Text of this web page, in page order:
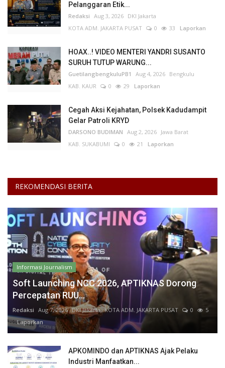
Pelanggaran Etik...
Redaksi Aug 3, 2026 DKI Jakarta
KOTA ADM. JAKARTA PUSAT
0 33 Laporkan
HOAX..! VIDEO MENTERI YANDRI SUSANTO
SURUH TUTUP WARUNG...
GuetilangbengkuluPB1 Aug 4, 2026 Bengkulu
KAB. KAUR
0 29 Laporkan
Cegah Aksi Kejahatan, Polsek Kadudampit
Gelar Patroli KRYD
DARSONO BUDIMAN Aug 2, 2026 Jawa Barat
KAB. SUKABUMI
0 21 Laporkan
REKOMENDASI BERITA
Informasi Journalism
Soft Launching NCC 2026, APTIKNAS Dorong
Percepatan RUU...
Redaksi Aug 7, 2026 DKI Jakarta KOTA ADM. JAKARTA PUSAT 0
5
Laporkan
APKOMINDO dan APTIKNAS Ajak Pelaku
Industri Manfaatkan...